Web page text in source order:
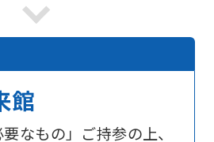
館
なもの」ご持参の上、
official
website